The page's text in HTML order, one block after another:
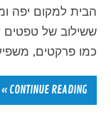
הבית למקום יפה
ששילוב של טפטים
כמו פרקטים,
CONTINUE READING »